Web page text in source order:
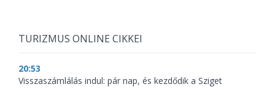
TURIZMUS ONLINE CIKKEI
20:53
Visszaszámlálás indul: pár nap, és kezdődik a Sziget